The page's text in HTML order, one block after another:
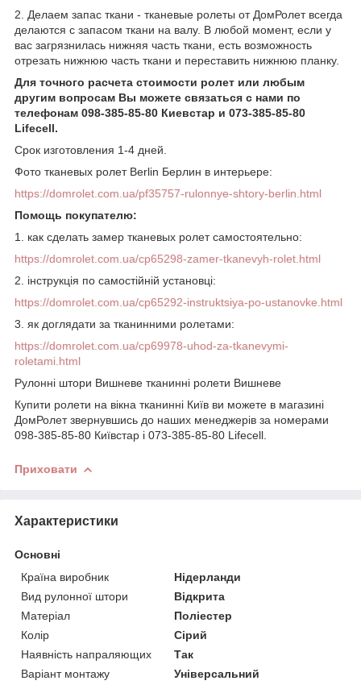
2. Делаем запас ткани - тканевые ролеты от ДомРолет всегда
делаются с запасом ткани на валу. В любой момент, если у
вас загрязнилась нижняя часть ткани, есть возможность
отрезать нижнюю часть ткани и переставить нижнюю планку.
Для точного расчета стоимости ролет или любым
другим вопросам Вы можете связаться с нами по
телефонам 098-385-85-80 Киевстар и 073-385-85-80
Lifecell.
Срок изготовления 1-4 дней.
Фото тканевых ролет Berlin Берлин в интерьере:
https://domrolet.com.ua/pf35757-rulonnye-shtory-berlin.html
Помощь покупателю:
1. как сделать замер тканевых ролет самостоятельно:
https://domrolet.com.ua/cp65298-zamer-tkanevyh-rolet.html
2. інструкція по самостійній установці:
https://domrolet.com.ua/cp65292-instruktsiya-po-ustanovke.html
3. як доглядати за тканинними ролетами:
https://domrolet.com.ua/cp69978-uhod-za-tkanevymi-
roletami.html
Рулонні штори Вишневе тканинні ролети Вишневе
Купити ролети на вікна тканинні Київ ви можете в магазині
ДомРолет звернувшись до наших менеджерів за номерами
098-385-85-80 Київстар і 073-385-85-80 Lifecell.
Приховати
Характеристики
Основні
Країна виробник
Нідерланди
Вид рулонної штори
Відкрита
Матеріал
Поліестер
Колір
Сірий
Наявність напраляющих
Так
Варіант монтажу
Універсальний